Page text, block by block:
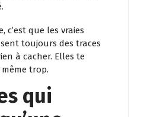
c’est que les vraies
toujours des traces
à cacher. Elles te
trop.
qui